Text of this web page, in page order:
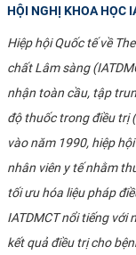
HỘI NGHỊ KHOA HỌC
Hiệp hội Quốc tế về
chất Lâm sàng
nhận toàn cầu, tập
độ thuốc trong điều trị
vào năm 1990, hiệp
nhân viên y tế nhằm
tối ưu hóa liệu pháp
IATDMCT nổi tiếng với
kết quả điều trị cho